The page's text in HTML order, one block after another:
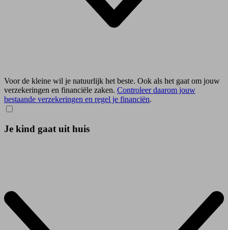
Voor de kleine wil je natuurlijk het beste. Ook als het gaat om jouw
verzekeringen en financiële zaken. Controleer daarom jouw
bestaande verzekeringen en regel je financiën.
Je kind gaat uit huis